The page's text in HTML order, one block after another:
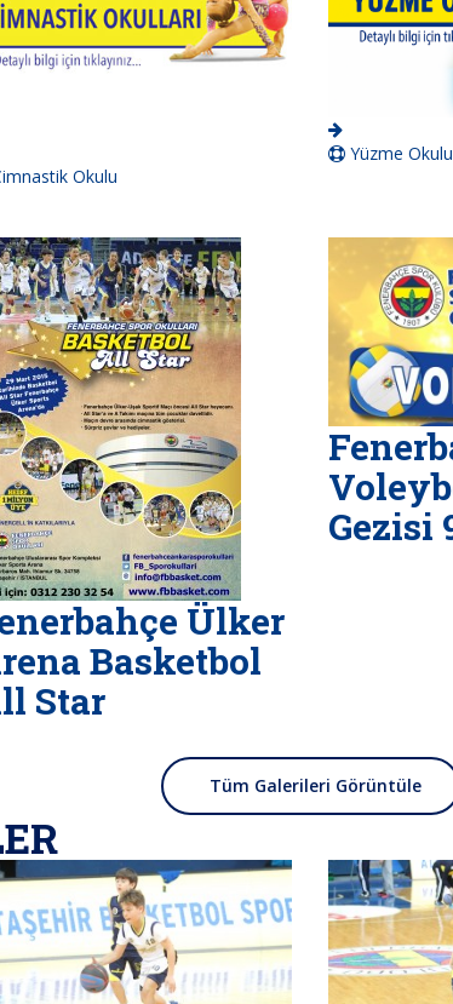
Okulu
Yüzme Okulu
Ülker
Basketbol
Star
Gezisi
Tüm Galerileri Görüntüle